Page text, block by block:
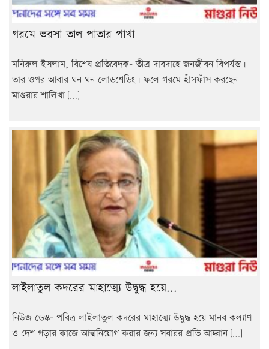
গরমে ভরসা তাল পাতার পাখা
মনিরুল ইসলাম, বিশেষ প্রতিবেদক- তীব্র দাবদাহে জনজীবন বিপর্যস্ত।
তার ওপর আবার ঘন ঘন লোডশেডিং। ফলে গরমে হাঁসফাঁস করছেন
মাগুরার শালিখা […]
লাইলাতুল কদরের মাহাত্ম্যে উদ্বুদ্ধ হয়ে...
নিউজ ডেস্ক- পবিত্র লাইলাতুল কদরের মাহাত্ম্যে উদ্বুদ্ধ হয়ে মানব কল্যাণ
ও দেশ গড়ার কাজে আত্মনিয়োগ করার জন্য সবারর প্রতি আহ্বান […]